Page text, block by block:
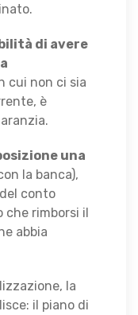
di avere
cui non ci sia
è
una
la banca),
conto
che rimborsi il
abbia
la
il piano di